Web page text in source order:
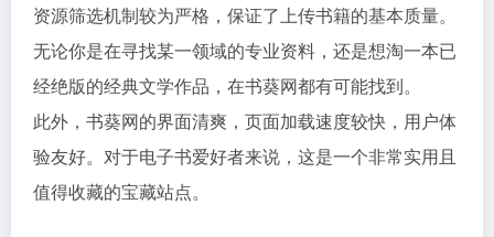
资源筛选机制较为严格，保证了上传书籍的基本质量。
无论你是在寻找某一领域的专业资料，还是想淘一本已
经绝版的经典文学作品，在书葵网都有可能找到。
此外，书葵网的界面清爽，页面加载速度较快，用户体
验友好。对于电子书爱好者来说，这是一个非常实用且
值得收藏的宝藏站点。